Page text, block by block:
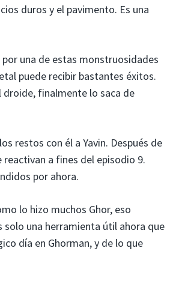
duros y el pavimento. Es una
una de estas monstruosidades
puede recibir bastantes éxitos.
finalmente lo saca de
restos con él a Yavin. Después de
a fines del episodio 9.
por ahora.
lo hizo muchos Ghor, eso
solo una herramienta útil ahora que
día en Ghorman, y de lo que